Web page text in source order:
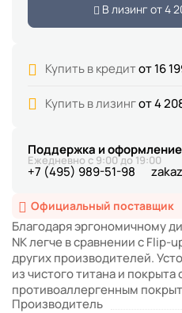
Официальный поставщик
Благодаря эргономичному
NK легче в сравнении с Flip-
других производителей.
из чистого титана и
противоаллергенным
Производитель
В лизинг от4
Купить в кредитот 16
Купить в лизингот 4
Поддержка и оформление
Ежедневно с 9:00 до 19:00
+7 (495) 989-51-98